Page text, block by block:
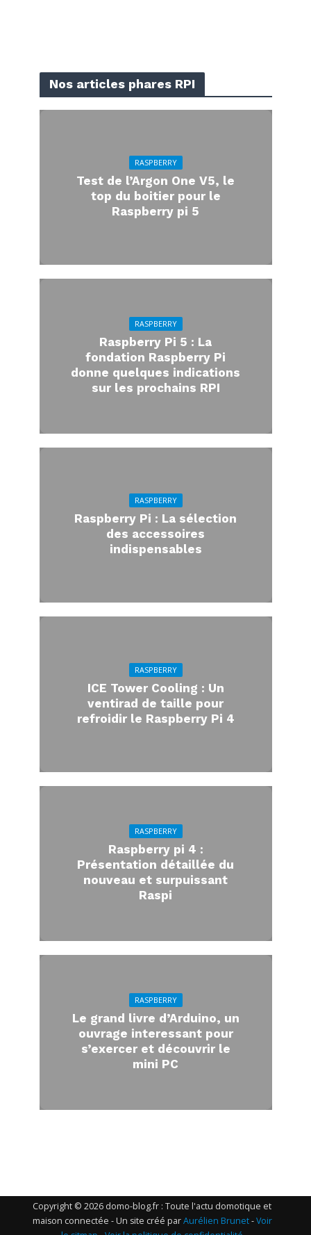
Nos articles phares RPI
RASPBERRY
Test de l’Argon One V5, le
top du boitier pour le
Raspberry pi 5
RASPBERRY
Raspberry Pi 5 : La
fondation Raspberry Pi
donne quelques indications
sur les prochains RPI
RASPBERRY
Raspberry Pi : La sélection
des accessoires
indispensables
RASPBERRY
ICE Tower Cooling : Un
ventirad de taille pour
refroidir le Raspberry Pi 4
RASPBERRY
Raspberry pi 4 :
Présentation détaillée du
nouveau et surpuissant
Raspi
RASPBERRY
Le grand livre d’Arduino, un
ouvrage interessant pour
s’exercer et découvrir le
mini PC
Copyright © 2026 domo-blog.fr : Toute l'actu domotique et
maison connectée - Un site créé parAurélien Brunet-Voir